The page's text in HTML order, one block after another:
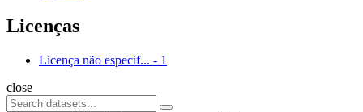
Licenças
Licença não especif... - 1
close